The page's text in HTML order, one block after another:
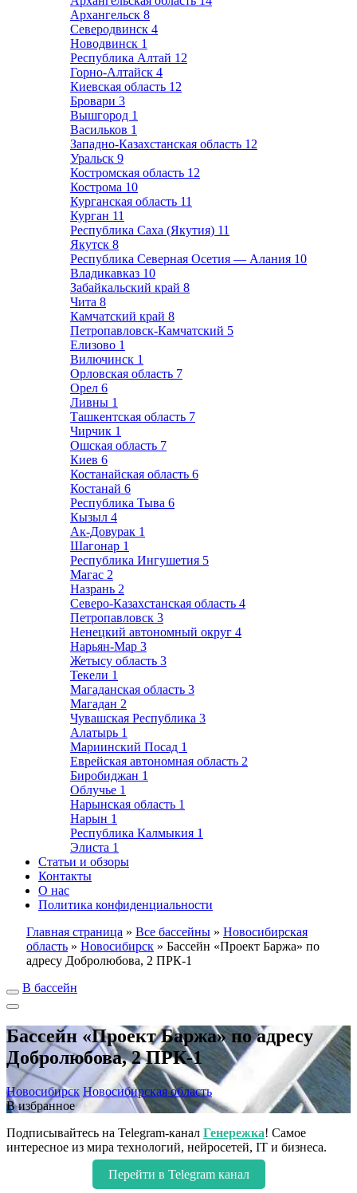
Архангельск 8
Северодвинск 4
Новодвинск 1
Республика Алтай 12
Горно-Алтайск 4
Киевская область 12
Бровари 3
Вышгород 1
Васильков 1
Западно-Казахстанская область 12
Уральск 9
Костромская область 12
Кострома 10
Курганская область 11
Курган 11
Республика Саха (Якутия) 11
Якутск 8
Республика Северная Осетия — Алания 10
Владикавказ 10
Забайкальский край 8
Чита 8
Камчатский край 8
Петропавловск-Камчатский 5
Елизово 1
Вилючинск 1
Орловская область 7
Орел 6
Ливны 1
Ташкентская область 7
Чирчик 1
Ошская область 7
Киев 6
Костанайская область 6
Костанай 6
Республика Тыва 6
Кызыл 4
Ак-Довурак 1
Шагонар 1
Республика Ингушетия 5
Магас 2
Назрань 2
Северо-Казахстанская область 4
Петропавловск 3
Ненецкий автономный округ 4
Нарьян-Мар 3
Жетысу область 3
Текели 1
Магаданская область 3
Магадан 2
Чувашская Республика 3
Алатырь 1
Мариинский Посад 1
Еврейская автономная область 2
Биробиджан 1
Облучье 1
Нарынская область 1
Нарын 1
Республика Калмыкия 1
Элиста 1
Статьи и обзоры
Контакты
О нас
Политика конфиденциальности
Главная страница » Все бассейны » Новосибирская
область » Новосибирск » Бассейн «Проект Баржа» по
адресу Добролюбова, 2 ПРК-1
В бассейн
Бассейн «Проект Баржа» по адресу
Добролюбова, 2 ПРК-1
Новосибирск Новосибирская область
В избранное
Подписывайтесь на Telegram-канал Генережка! Самое
интересное из мира технологий, нейросетей, IT и бизнеса.
Перейти в Telegram канал